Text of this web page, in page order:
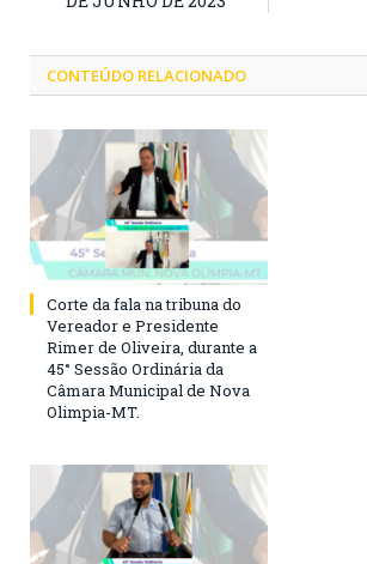
CONTEÚDO RELACIONADO
Corte da fala na tribuna do
Vereador e Presidente
Rimer de Oliveira, durante a
45° Sessão Ordinária da
Câmara Municipal de Nova
Olimpia-MT.